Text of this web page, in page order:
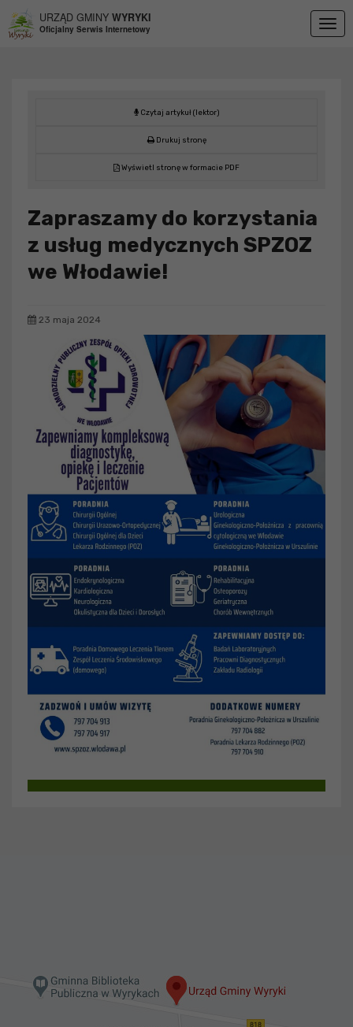
URZĄD GMINY WYRYKI
Oficjalny Serwis Internetowy
Czytaj artykuł (lektor)
Drukuj stronę
Wyświetl stronę w formacie PDF
Zapraszamy do korzystania
z usług medycznych SPZOZ
we Włodawie!
23 maja 2024